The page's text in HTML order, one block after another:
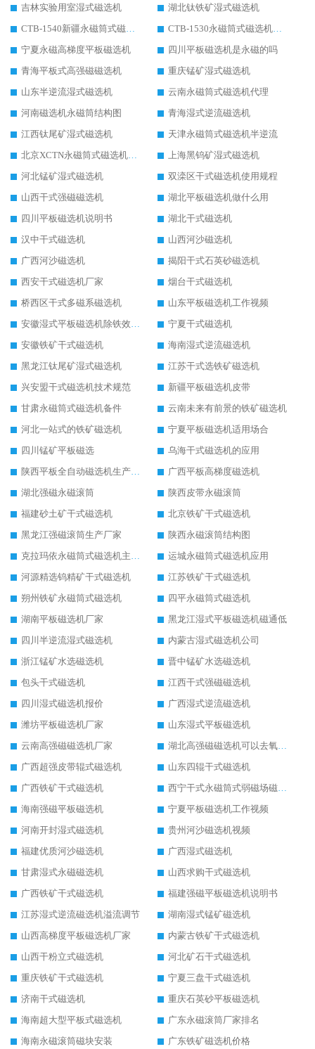
吉林实验用室湿式磁选机
湖北钛铁矿湿式磁选机
CTB-1540新疆永磁筒式磁选机
CTB-1530永磁筒式磁选机代理商
宁夏永磁高梯度平板磁选机
四川平板磁选机是永磁的吗
青海平板式高强磁磁选机
重庆锰矿湿式磁选机
山东半逆流湿式磁选机
云南永磁筒式磁选机代理
河南磁选机永磁筒结构图
青海湿式逆流磁选机
江西钛尾矿湿式磁选机
天津永磁筒式磁选机半逆流
北京XCTN永磁筒式磁选机磁块位置
上海黑钨矿湿式磁选机
河北锰矿湿式磁选机
双滦区干式磁选机使用规程
山西干式强磁磁选机
湖北平板磁选机做什么用
四川平板磁选机说明书
湖北干式磁选机
汉中干式磁选机
山西河沙磁选机
广西河沙磁选机
揭阳干式石英砂磁选机
西安干式磁选机厂家
烟台干式磁选机
桥西区干式多磁系磁选机
山东平板磁选机工作视频
安徽湿式平板磁选机除铁效果怎么样
宁夏干式磁选机
安徽铁矿干式磁选机
海南湿式逆流磁选机
黑龙江钛尾矿湿式磁选机
江苏干式选铁矿磁选机
兴安盟干式磁选机技术规范
新疆平板磁选机皮带
甘肃永磁筒式磁选机备件
云南未来有前景的铁矿磁选机
河北一站式的铁矿磁选机
宁夏平板磁选机适用场合
四川锰矿平板磁选
乌海干式磁选机的应用
陕西平板全自动磁选机生产厂家
广西平板高梯度磁选机
湖北强磁永磁滚筒
陕西皮带永磁滚筒
福建砂土矿干式磁选机
北京铁矿干式磁选机
黑龙江强磁滚筒生产厂家
陕西永磁滚筒结构图
克拉玛依永磁筒式磁选机主要技术参数
运城永磁筒式磁选机应用
河源精选钨精矿干式磁选机
江苏铁矿干式磁选机
朔州铁矿永磁筒式磁选机
四平永磁筒式磁选机
湖南平板磁选机厂家
黑龙江湿式平板磁选机磁通低
四川半逆流湿式磁选机
内蒙古湿式磁选机公司
浙江锰矿水选磁选机
晋中锰矿水选磁选机
包头干式磁选机
江西干式强磁磁选机
四川湿式磁选机报价
广西湿式逆流磁选机
潍坊平板磁选机厂家
山东湿式平板磁选机
云南高强磁磁选机厂家
湖北高强磁磁选机可以去氧化铝
广西超强皮带辊式磁选机
山东四辊干式磁选机
广西铁矿干式磁选机
西宁干式永磁筒式弱磁场磁选机结构图
海南强磁平板磁选机
宁夏平板磁选机工作视频
河南开封湿式磁选机
贵州河沙磁选机视频
福建优质河沙磁选机
广西湿式磁选机
甘肃湿式永磁磁选机
山西求购干式磁选机
广西铁矿干式磁选机
福建强磁平板磁选机说明书
江苏湿式逆流磁选机溢流调节
湖南湿式锰矿磁选机
山西高梯度平板磁选机厂家
内蒙古铁矿干式磁选机
山西干粉立式磁选机
河北矿石干式磁选机
重庆铁矿干式磁选机
宁夏三盘干式磁选机
济南干式磁选机
重庆石英砂平板磁选机
海南超大型平板式磁选机
广东永磁滚筒厂家排名
海南永磁滚筒磁块安装
广东铁矿磁选机价格